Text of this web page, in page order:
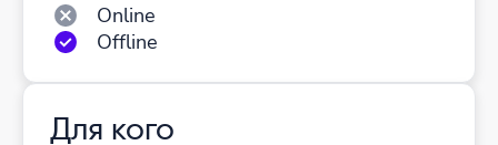
Online
Offline
Для кого